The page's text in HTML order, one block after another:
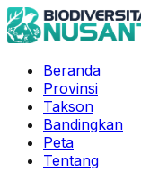
Beranda
Provinsi
Takson
Bandingkan
Peta
Tentang